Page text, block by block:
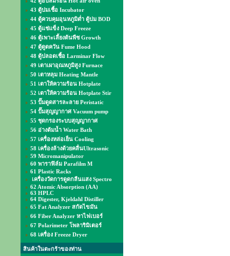
43 ตู้บ่มเชื้อ Incubator
44 ตู้ควบคุมอุนหภูมิต่ำ ตู้บ่ม BOD
45 ตู้แช่แข็ง Deep Freeze
46 ตู้เพาะเลี้ยงต้นพืช Growth
47 ตู้ดูดควัน Fume Hood
48 ตู้ปลอดเชื้อ Larminar Flow
49 เตาเผาอุณหภูมิสูง Furnace
50 เตาหลุม Heating Mantle
51 เตาให้ความร้อน Hotplate
52 เตาให้ความร้อน Hotplate Stir
53 ปั๊มดูดสารละลาย Peristatic
54 ปั๊มสุญญากาศ Vacuum pump
55 ชุดกรองระบบสุญญากาศ
56 อ่างต้มน้ำ Water Bath
57 เครื่องหล่อเย็น Cooling
58 เครื่องล้างด้วยคลื่นUltrasonic
59 Micromanipulator
60 พาราฟิล์ม Parafilm M
61 Plastic Racks
เครื่องวัดการดูดกลืนแสง Spectro
62 Atomic Absorption (AA)
63 HPLC
64 Digester, Kjeldahl Distiller
65 Fat Analyzer สกัดไขมัน
66 Fiber Analyzer หาไฟเบอร์
67 Polarimeter โพลาริมิเตอร์
68 เครื่อง Freeze Dryer
สินค้าในตะกร้าของท่าน